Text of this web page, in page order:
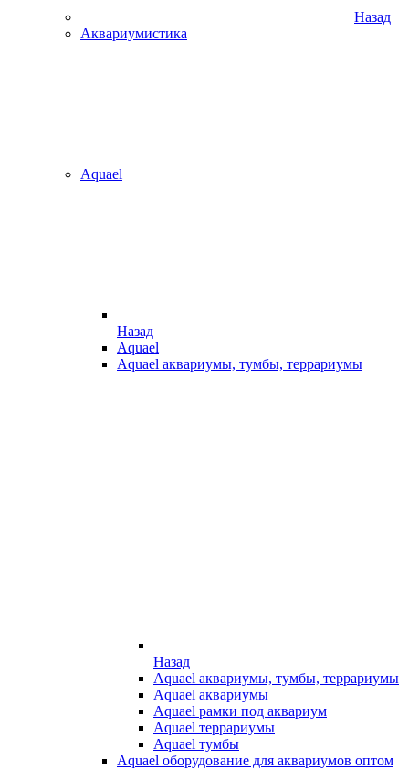
Назад
Аквариумистика
Aquael
Назад
Aquael
Aquael аквариумы, тумбы, террариумы
Назад
Aquael аквариумы, тумбы, террариумы
Aquael аквариумы
Aquael рамки под аквариум
Aquael террариумы
Aquael тумбы
Aquael оборудование для аквариумов оптом